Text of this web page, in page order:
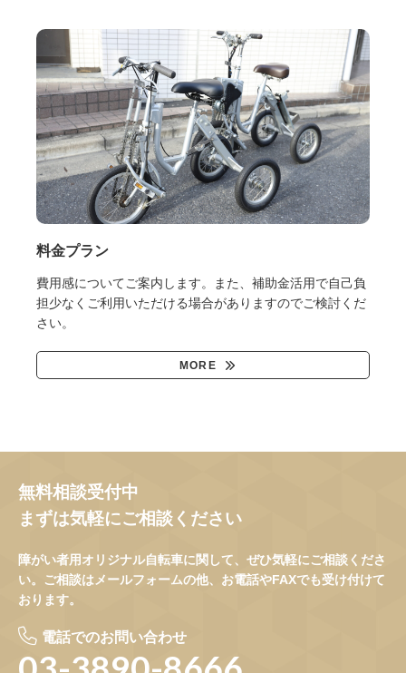
料金プラン
費用感についてご案内します。また、補助金活用で自己負
担少なくご利用いただける場合がありますのでご検討くだ
さい。
MORE
無料相談受付中
まずは気軽にご相談ください
障がい者用オリジナル自転車に関して、ぜひ気軽にご相談くださ
い。ご相談はメールフォームの他、お電話やFAXでも受け付けて
おります。
電話でのお問い合わせ